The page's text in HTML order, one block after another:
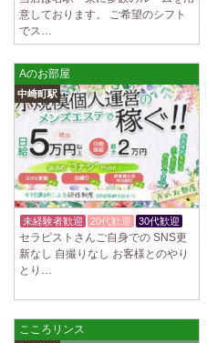
意しております。 ご希望のシフト
でス…
Aのお部屋
中崎町駅
未経験者歓迎 20代歓迎 30代歓迎
セラピストさんご自身での SNS更
新なし 自撮りなし お客様とのやり
とり…
こころリンス